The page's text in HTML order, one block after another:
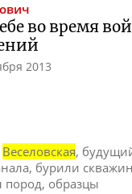
во время
2013
Веселовская,
бурили
пород, образцы